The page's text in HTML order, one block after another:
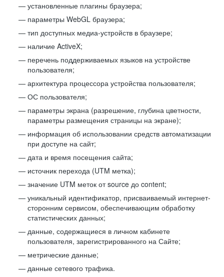
установленные плагины браузера;
параметры WebGL браузера;
тип доступных медиа-устройств в браузере;
наличие ActiveX;
перечень поддерживаемых языков на устройстве
пользователя;
архитектура процессора устройства пользователя;
ОС пользователя;
параметры экрана (разрешение, глубина цветности,
параметры размещения страницы на экране);
информация об использовании средств автоматизации
при доступе на сайт;
дата и время посещения сайта;
источник перехода (UTM метка);
значение UTM меток от source до content;
уникальный идентификатор, присваиваемый интернет-
сторонним сервисом, обеспечивающим обработку
статистических данных;
данные, содержащиеся в личном кабинете
пользователя, зарегистрированного на Сайте;
метрические данные;
данные сетевого трафика.